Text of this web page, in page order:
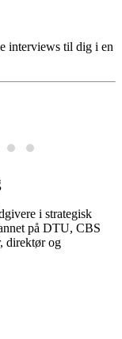
interviews til dig i en
i strategisk
på DTU, CBS
direktør og